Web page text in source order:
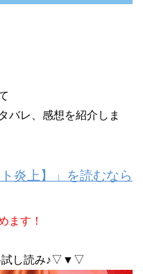
バレ、感想を紹介しま
炎上】」を読むなら
ます！
し読み♪▽▼▽